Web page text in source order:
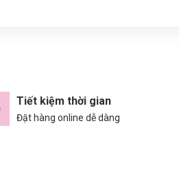
Tiết kiệm thời gian
Đặt hàng online dễ dàng